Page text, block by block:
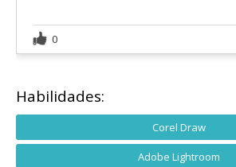
0
Habilidades:
Corel Draw
Adobe Lightroom